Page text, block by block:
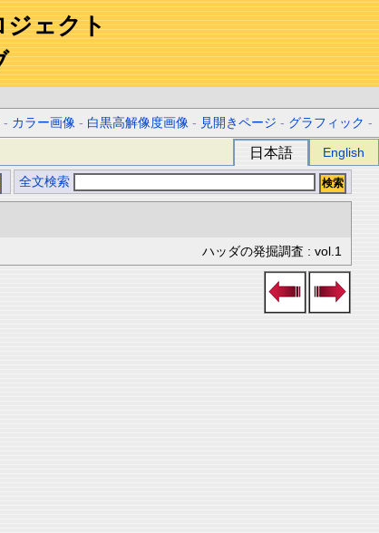
ジェクト
- カラー画像 - 白黒高解像度画像 - 見開きページ - グラフィック -
日本語 English
全文検索
ハッダの発掘調査 : vol.1